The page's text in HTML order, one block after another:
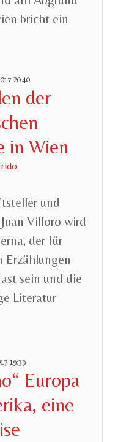
bricht ein
20:40
der
in Wien
und
Villoro wird
der für
Erzählungen
sein und die
Literatur
19:39
Europa
eine